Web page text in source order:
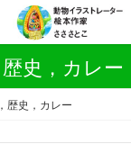
史，カレー
歴史，カレー